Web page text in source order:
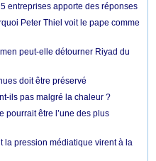
entreprises apporte des réponses
Peter Thiel voit le pape comme
peut-elle détourner Riyad du
doit être préservé
ils pas malgré la chaleur ?
pourrait être l’une des plus
la pression médiatique virent à la